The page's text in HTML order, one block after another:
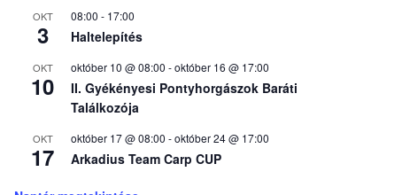
OKT
3
08:00 - 17:00
Haltelepítés
OKT
10
október 10 @ 08:00 -október 16 @ 17:00
II. Gyékényesi Pontyhorgászok Baráti
Találkozója
OKT
17
október 17 @ 08:00 -október 24 @ 17:00
Arkadius Team Carp CUP